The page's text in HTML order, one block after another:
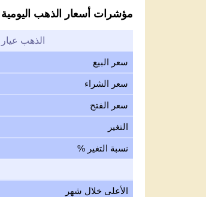
مؤشرات أسعار الذهب
الذهب عيار 22 جرام
سعر البيع
سعر الشراء
سعر الفتح
التغير
نسبة التغير %
الأعلى خلال شهر